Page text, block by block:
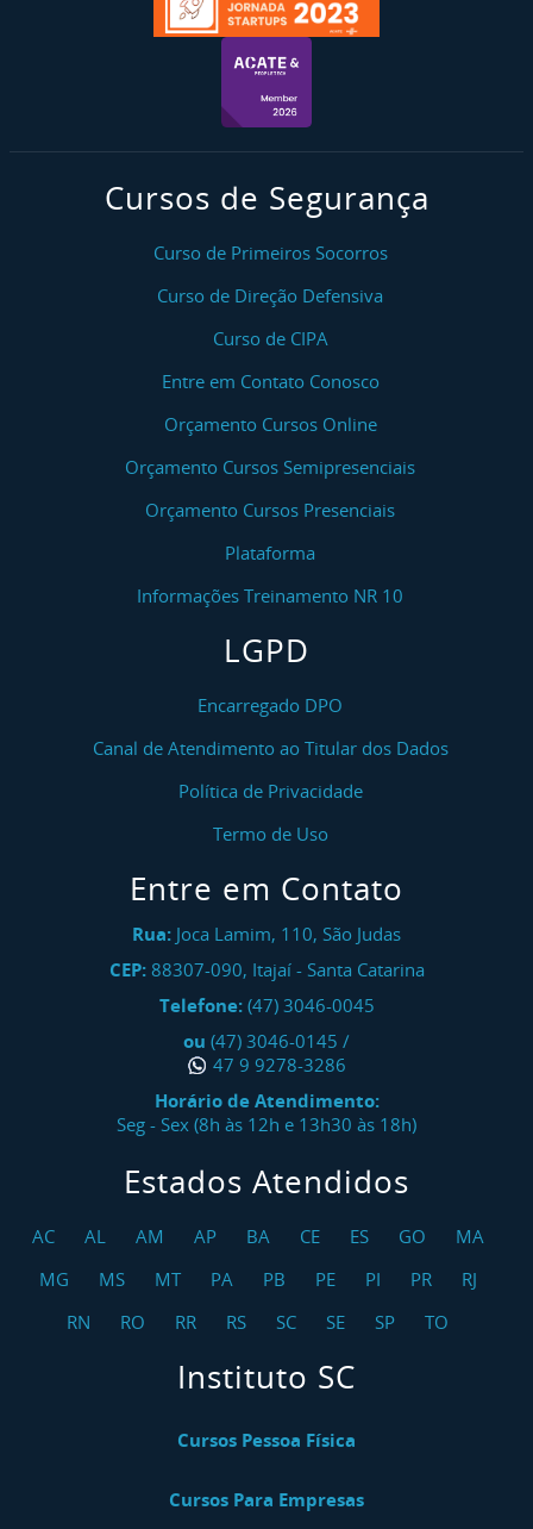
Cursos de Segurança
Curso de Primeiros Socorros
Curso de Direção Defensiva
Curso de CIPA
Entre em Contato Conosco
Orçamento Cursos Online
Orçamento Cursos Semipresenciais
Orçamento Cursos Presenciais
Plataforma
Informações Treinamento NR 10
LGPD
Encarregado DPO
Canal de Atendimento ao Titular dos Dados
Política de Privacidade
Termo de Uso
Entre em Contato
Rua: Joca Lamim, 110, São Judas
CEP: 88307-090, Itajaí- Santa Catarina
Telefone: (47) 3046-0045
ou (47) 3046-0145 /
47 9 9278-3286
Horário de Atendimento:
Seg - Sex (8h às 12h e 13h30 às 18h)
Estados Atendidos
AC AL AM AP BA CE ES GO
MA
MG
MS MT PA PB PE PI PR
RJ
RN
RO RR RS SC SE SP TO
Instituto SC
Cursos Pessoa Física
Cursos Para Empresas